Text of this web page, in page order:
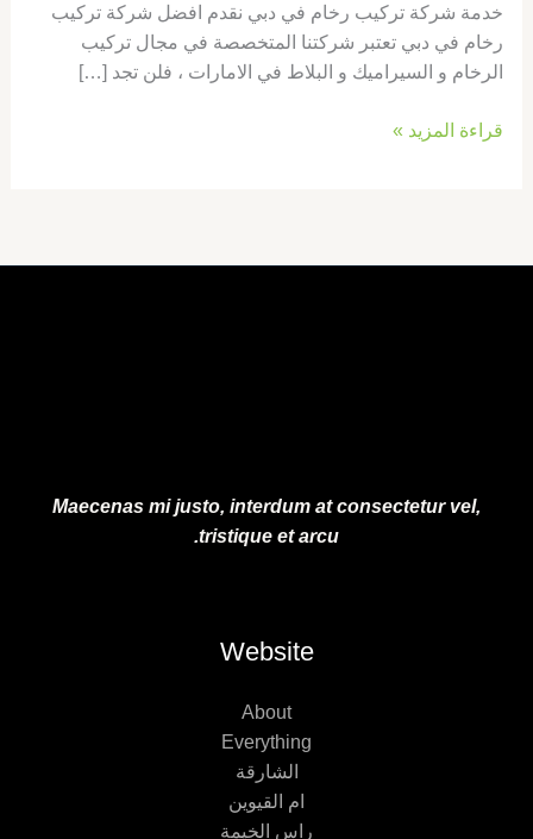
خدمة شركة تركيب رخام في دبي نقدم افضل شركة تركيب
رخام في دبي تعتبر شركتنا المتخصصة في مجال تركيب
الرخام و السيراميك و البلاط في الامارات ، فلن تجد […]
قراءة المزيد »
Maecenas mi justo, interdum at consectetur vel,
tristique et arcu.
Website
About
Everything
الشارقة
ام القيوين
راس الخيمة